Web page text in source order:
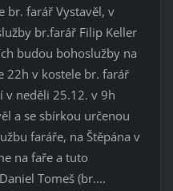
br. farář Vystavěl, v
br.farář Filip Keller
budou bohoslužby na
22h v kostele br. farář
v neděli 25.12. v 9h
a se sbírkou určenou
faráře, na Štěpána v
na faře a tuto
Tomeš (br....